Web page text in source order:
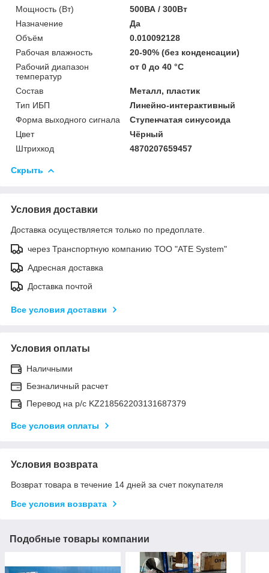
Мощность (Bт)
500ВА / 300Вт
Назначение
Да
Объём
0.010092128
Рабочая влажность
20-90% (без конденсации)
Рабочий диапазон
температур
от 0 до 40 °С
Состав
Металл, пластик
Тип ИБП
Линейно-интерактивный
Форма выходного сигнала
Ступенчатая синусоида
Цвет
Чёрный
Штрихкод
4870207659457
Скрыть
Условия доставки
Доставка осуществляется только по предоплате.
через Транспортную компанию ТОО "ATE System"
Адресная доставка
Доставка почтой
Все условия доставки
Условия оплаты
Наличными
Безналичный расчет
Перевод на р/с KZ218562203131687379
Все условия оплаты
Условия возврата
Возврат товара в течение 14 дней за счет покупателя
Все условия возврата
Подобные товары компании